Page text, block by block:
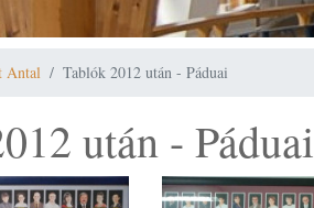
Antal Tablók 2012 után - Páduai
után - Páduai